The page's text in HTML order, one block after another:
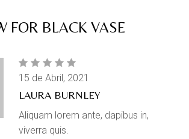
FOR BLACK VASE
LAURA BURNLEY
15 de Abril, 2021
Aliquam lorem ante, dapibus in,
viverra quis.